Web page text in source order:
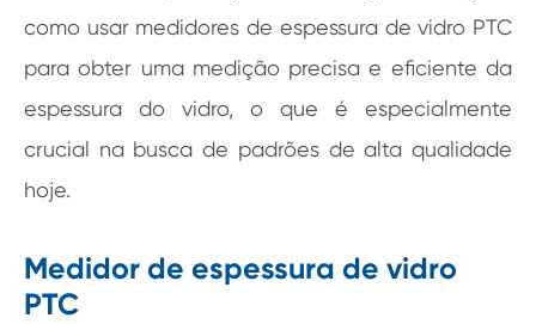
como usar medidores de espessura de vidro PTC
para obter uma medição precisa e eficiente da
espessura do vidro, o que é especialmente
crucial na busca de padrões de alta qualidade
hoje.
Medidor de espessura de vidro
PTC